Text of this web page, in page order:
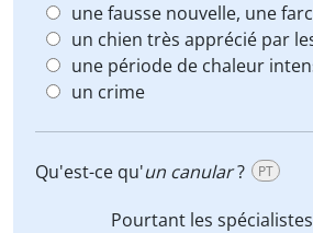
une fausse nouvelle, une
un chien très apprécié par
une période de chaleur
un crime
Qu'est-ce qu'un canular? PT
Pourtant les